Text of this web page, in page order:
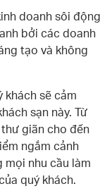
doanh sôi động
bởi các doanh
tạo và không
khách sẽ cảm
sạn này. Từ
giãn cho đến
ngắm cảnh
mọi nhu cầu làm
quý khách.